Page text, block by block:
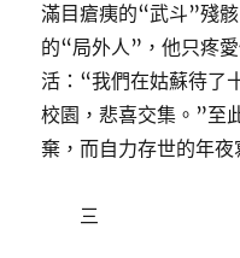
滿目瘡痍的“武斗”殘
的“局外人”，他只疼
活：“我們在姑蘇待了
校園，悲喜交集。”至
棄，而自力存世的年
三